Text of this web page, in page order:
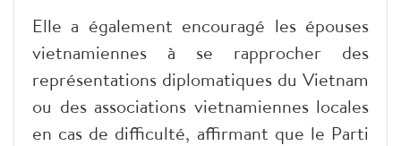
Elle a également encouragé les épouses
vietnamiennes à se rapprocher des
représentations diplomatiques du Vietnam
ou des associations vietnamiennes locales
en cas de difficulté, affirmant que le Parti